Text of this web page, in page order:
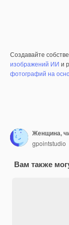
Создавайте
изображений ИИ и
фотографий на
gpointstudio
Вам также